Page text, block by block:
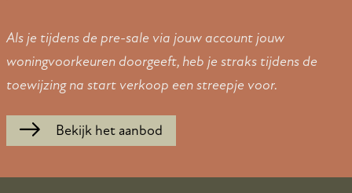
Als je tijdens de pre-sale via jouw account jouw
woningvoorkeuren doorgeeft, heb je straks tijdens de
toewijzing na start verkoop een streepje voor.
Bekijk het aanbod